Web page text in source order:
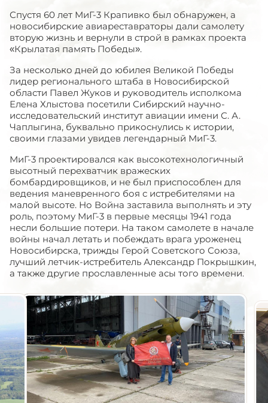
Спустя 60 лет МиГ-3 Крапивко был обнаружен, а
новосибирские авиареставраторы дали самолету
вторую жизнь и вернули в строй в рамках проекта
«Крылатая память Победы».
За несколько дней до юбилея Великой Победы
лидер регионального штаба в Новосибирской
области Павел Жуков и руководитель исполкома
Елена Хлыстова посетили Сибирский научно-
исследовательский институт авиации имени С. А.
Чаплыгина, буквально прикоснулись к истории,
своими глазами увидев легендарный МиГ-3.
МиГ-3 проектировался как высокотехнологичный
высотный перехватчик вражеских
бомбардировщиков, и не был приспособлен для
ведения маневренного боя с истребителями на
малой высоте. Но Война заставила выполнять и эту
роль, поэтому МиГ-3 в первые месяцы 1941 года
несли большие потери. На таком самолете в начале
войны начал летать и побеждать врага уроженец
Новосибирска, трижды Герой Советского Союза,
лучший летчик-истребитель Александр Покрышкин,
а также другие прославленные асы того времени.